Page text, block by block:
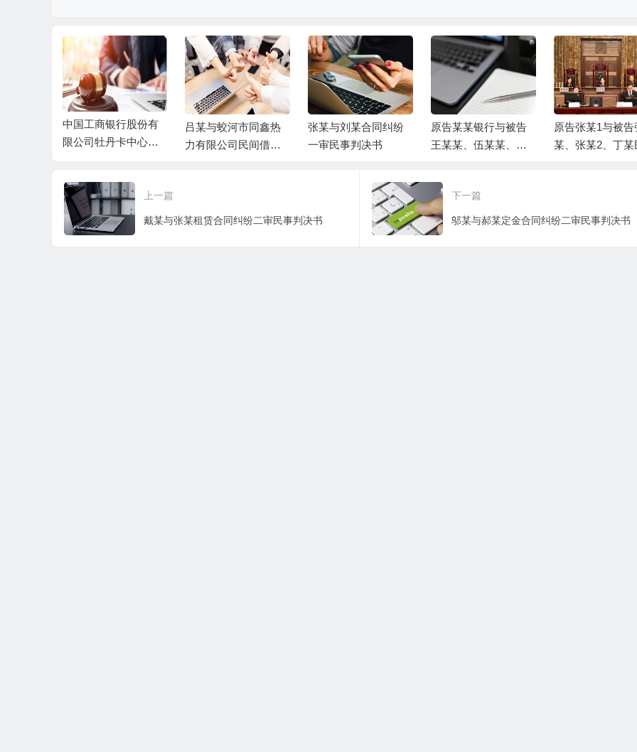
中国工商银行股份有
限公司牡丹卡中心长
书
吕某与蛟河市同鑫热
力有限公司民间借贷
张某与刘某合同纠纷
一审民事判决书
原告某某银行与被告
王某某、伍某某、被
借款合同纠纷一审民
事判决书
原告张某1与被告
某、张某2、丁某
上一篇
戴某与张某租赁合同纠纷二审民事判决书
下一篇
邬某与郝某定金合同纠纷二审民事判决书